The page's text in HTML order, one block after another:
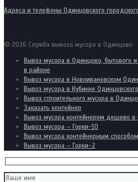
Адреса и телефоны Одинцовского
© 2026 Служба вывоза мусора в Одинцово
Вывоз мусора в Одинцово, бытового и
в районе
Вывоз мусора в Новоивановском
Вывоз мусора в Кубинке
Вывоз строительного мусора в
Заказать контейнер
Вывоз мусора контейнером дешево в
Вывоз мусора – Горки-10
Вывоз мусора контейнерным
Вывоз мусора – Горки-2